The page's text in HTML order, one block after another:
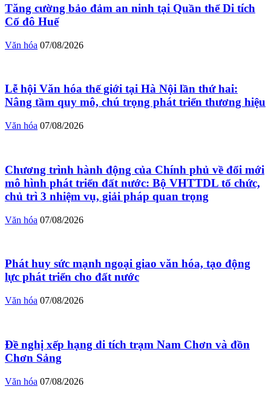
Tăng cường bảo đảm an ninh tại Quần thể Di tích
Cố đô Huế
Văn hóa 07/08/2026
Lễ hội Văn hóa thế giới tại Hà Nội lần thứ hai:
Nâng tầm quy mô, chú trọng phát triển thương hiệu
Văn hóa 07/08/2026
Chương trình hành động của Chính phủ về đổi mới
mô hình phát triển đất nước: Bộ VHTTDL tổ chức,
chủ trì 3 nhiệm vụ, giải pháp quan trọng
Văn hóa 07/08/2026
Phát huy sức mạnh ngoại giao văn hóa, tạo động
lực phát triển cho đất nước
Văn hóa 07/08/2026
Đề nghị xếp hạng di tích trạm Nam Chơn và đồn
Chơn Sảng
Văn hóa 07/08/2026